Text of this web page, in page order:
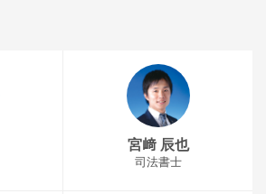
宮﨑 辰也
司法書士